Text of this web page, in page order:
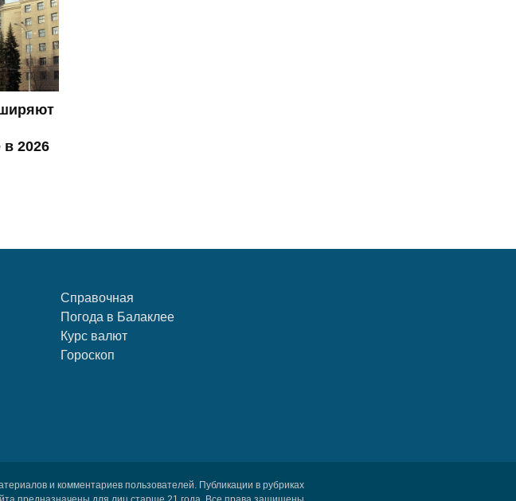
в 2026
Справочная
Погода в Балаклее
Курс валют
Гороскоп
и комментариев пользователей. Публикации в рубриках